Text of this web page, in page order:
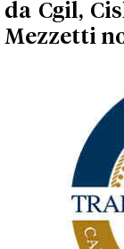
da Cgil,
Mezzetti